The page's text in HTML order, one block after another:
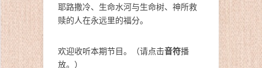
耶路撒冷、生命水河与生命树、神所救
赎的人在永远里的福分。
欢迎收听本期节目。（请点击音符播
放。）